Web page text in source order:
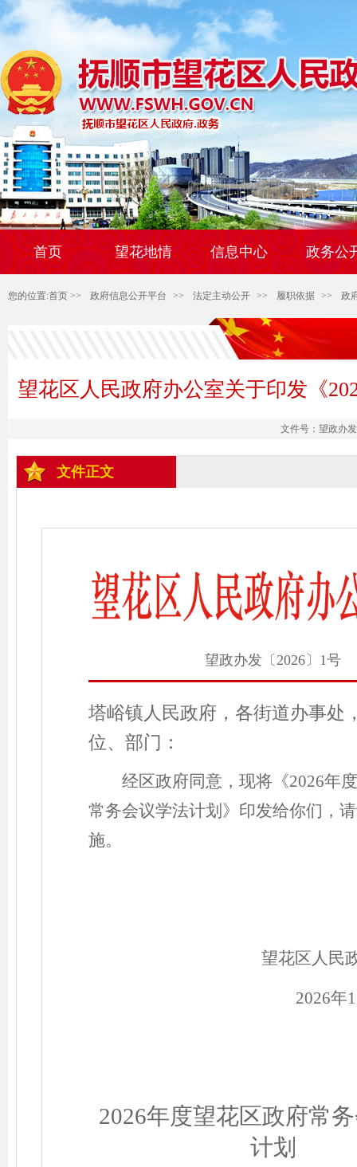
首页 望花地情 信息中心 政务公
您的位置:首页 >> 政府信息公开平台 >> 法定主动公开 >> 履职依据 >> 政
望花区人民政府办公室关于印发《
文件号：望政办
文件正文
望政办发〔2026〕1号
塔峪镇人民政府，各街道办事处
位、部门：
经区政府同意，现将《2026年
常务会议学法计划》印发给你们，
施。
望花区 人民
2026年1
2026年度望花区政府常
计划